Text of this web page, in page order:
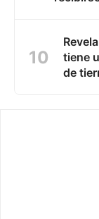
tiene
de